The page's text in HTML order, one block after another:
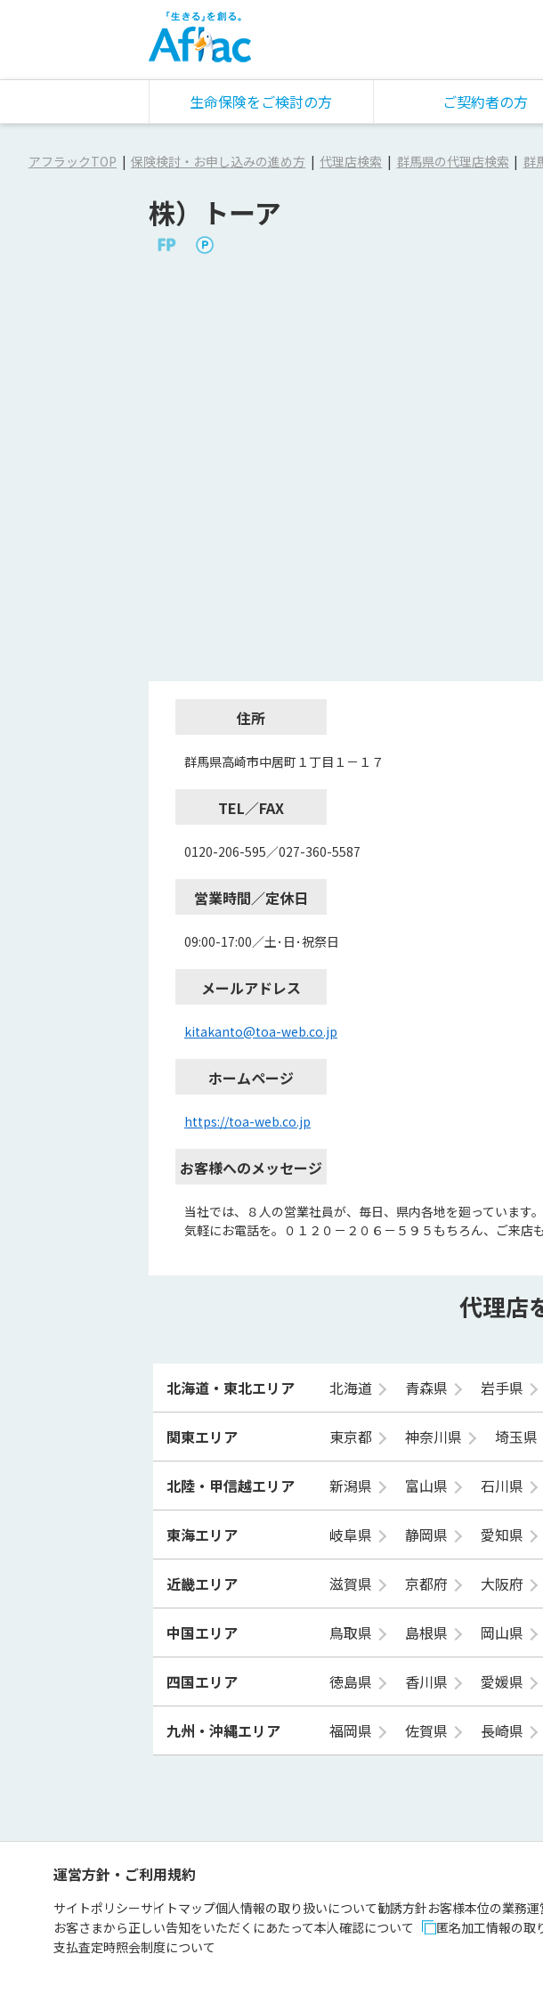
生命保険をご検討の方 ご契約者の方
アフラックTOP 保険検討・お申し込みの進め方 代理店検索 群馬県の代理店検索 群
株）トーア
住所
群馬県高崎市中居町１丁目１－１７
TEL／FAX
0120-206-595／027-360-5587
営業時間／定休日
09:00-17:00／土･日･祝祭日
メールアドレス
kitakanto@toa-web.co.jp
ホームページ
https://toa-web.co.jp
お客様へのメッセージ
当社では、８人の営業社員が、毎日、県内各地を廻っていま
気軽にお電話を。０１２０－２０６－５９５もちろん、ご来店
代理店
北海道・東北エリア 北海道 青森県 岩手県
関東エリア 東京都 神奈川県 埼玉県
北陸・甲信越エリア 新潟県 富山県 石川県
東海エリア 岐阜県 静岡県 愛知県
近畿エリア 滋賀県 京都府 大阪府
中国エリア 鳥取県 島根県 岡山県
四国エリア 徳島県 香川県 愛媛県
九州・沖縄エリア 福岡県 佐賀県 長崎県
運営方針・ご利用規約
サイトポリシーサイトマップ個人情報の取り扱いについて勧誘方針お客様本位の業務
お客さまから正しい告知をいただくにあたって本人確認について 匿名加工情報の取
支払査定時照会制度について